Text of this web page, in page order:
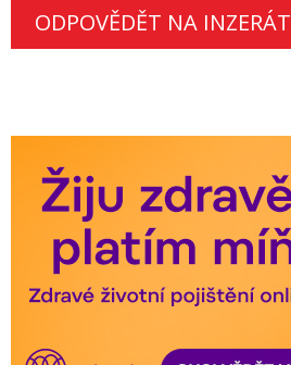
ODPOVĚDĚT NA INZERÁT